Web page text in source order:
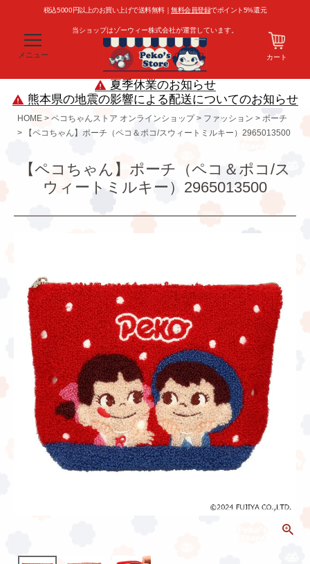
税込5000円以上のお買い上げで送料無料｜無料会員登録でポイント5%還元
メニュー
当ショップはゾーウィー株式会社が運営しています。
カート
夏季休業のお知らせ
熊本県の地震の影響による配送についてのお知らせ
HOME ペコちゃんストア オンラインショップ ファッション
ポーチ
【ペコちゃん】ポーチ（ペコ＆ポコ/スウィートミルキー）2965013500
【ペコちゃん】ポーチ（ペコ＆ポコ/ス
ウィートミルキー）2965013500